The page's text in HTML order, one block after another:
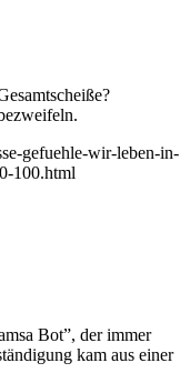
gefuehle-wir-leben-in-
100.html
Bot”, der immer
kam aus einer